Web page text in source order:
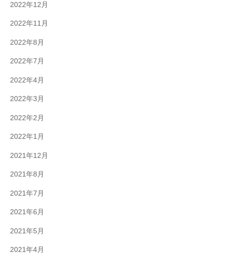
2022年12月
2022年11月
2022年8月
2022年7月
2022年4月
2022年3月
2022年2月
2022年1月
2021年12月
2021年8月
2021年7月
2021年6月
2021年5月
2021年4月